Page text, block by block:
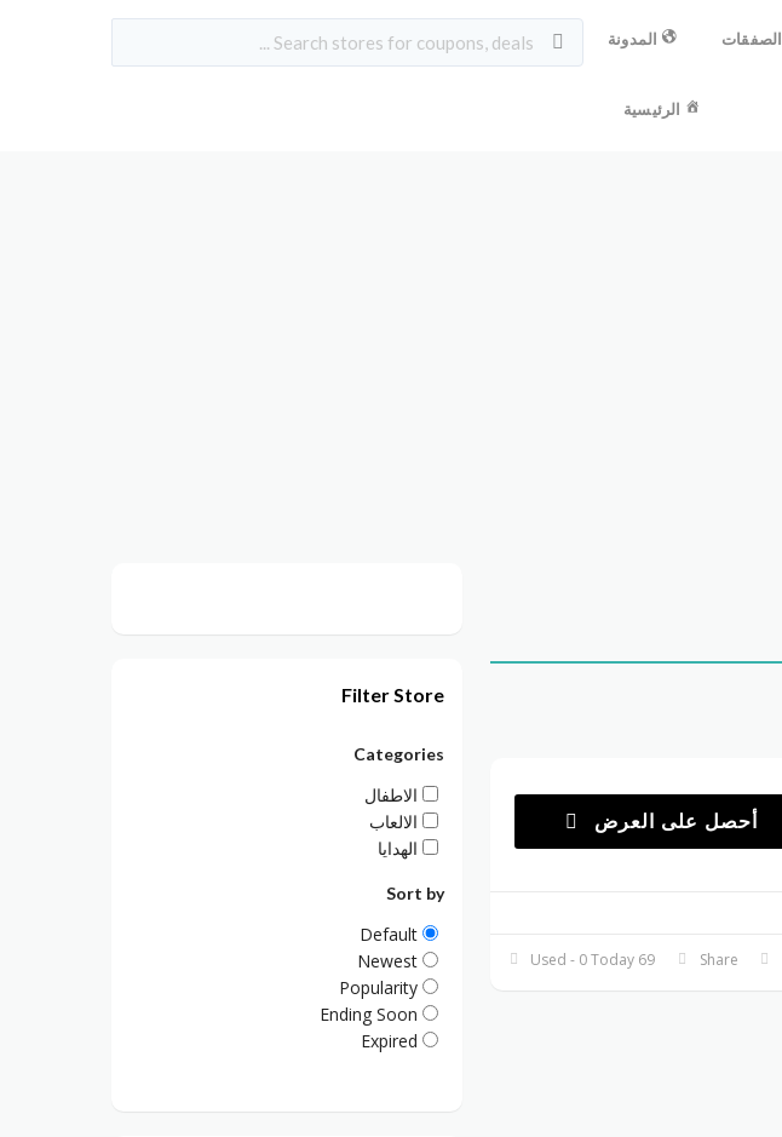
المدونة الصفقات
الرئيسية
أحصل على العرض
69 Used - 0 Today Share
Filter Store
Categories
الاطفال
الالعاب
الهدايا
Sort by
Default
Newest
Popularity
Ending Soon
Expired